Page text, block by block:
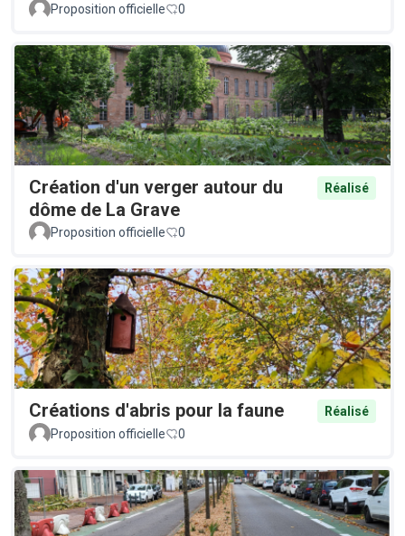
Proposition officielle
0
Création d'un verger autour du
dôme de La Grave
Réalisé
Proposition officielle 0
Créations d'abris pour la faune
Réalisé
Proposition officielle
0